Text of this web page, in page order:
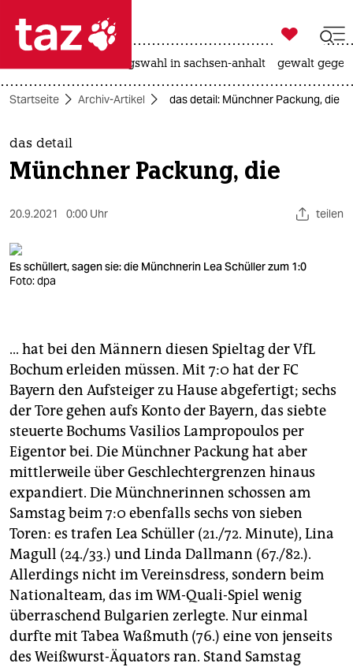
 taz zahl ich
taz zahl ich
themen
politik
öko
gesellschaft
kultur
berlin
nord
wahrheit
verlag
verlag
veranstaltungen
shop
fragen & hilfe
unterstützen
abo

taz zahl ich
landtagswahl in sachsen-anhalt gewalt
Startseite Archiv-Artikel das detail: Münchner Packung, die
das detail
Münchner Packung, die
20.9.2021 0:00 Uhr teilen
Es schüllert, sagen sie: die Münchnerin Lea Schüller zum 1:0
Foto: dpa
... hat bei den Männern diesen Spieltag der VfL
Bochum erleiden müssen. Mit 7:0 hat der FC
Bayern den Aufsteiger zu Hause abgefertigt; sechs
der Tore gehen aufs Konto der Bayern, das siebte
steuerte Bochums Vasilios Lampropoulos per
Eigentor bei. Die Münchner Packung hat aber
mittlerweile über Geschlech­tergrenzen hinaus
expandiert. Die Münchnerinnen schossen am
Samstag beim 7:0 ebenfalls sechs von sieben
Toren: es trafen Lea Schüller (21./72. Minute), Lina
Magull (24./33.) und Linda Dallmann (67./82.).
Allerdings nicht im Vereinsdress, sondern beim
Nationalteam, das im WM-Quali-Spiel wenig
überraschend Bulgarien zerlegte. Nur einmal
durfte mit Tabea Waßmuth (76.) eine von jenseits
des Weißwurst-Äquators ran. Stand Samstag